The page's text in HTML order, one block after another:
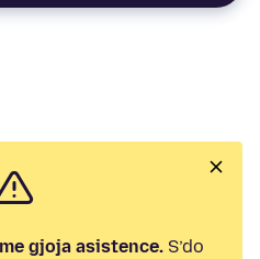
gjoja asistence.S’do